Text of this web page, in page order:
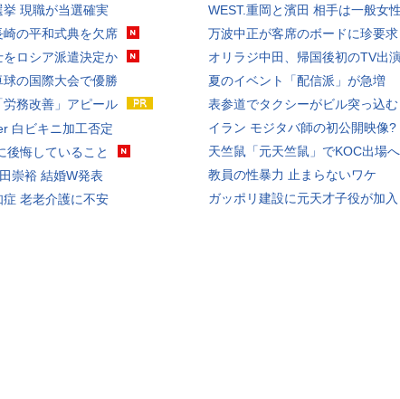
現職が当選確実
崎の平和式典を欠席
ロシア派遣決定か
の国際大会で優勝
務改善」アピール
白ビキニ加工否定
後悔していること
崇裕 結婚W発表
老老介護に不安
WEST.重岡と濱田 相手は一般女性
万波中正が客席のボードに珍要求
オリラジ中田、帰国後初のTV出
夏のイベント「配信派」が急増
表参道でタクシーがビル突っ込む
イラン モジタバ師の初公開映像?
天竺鼠「元天竺鼠」でKOC出場へ
教員の性暴力 止まらないワケ
ガッポリ建設に元天才子役が加入